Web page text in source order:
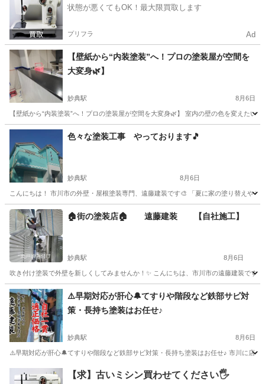
状態が悪くてもOK！最大限買取します
プリフラ Ad
【壁紙から“内装塗装”へ！プロの塗装屋が空間を
大変身🌿】
妙典駅 8月6日
【壁紙から“内装塗装”へ！プロの塗装屋が空間を大変身🌿】 室内の壁の色を変えた
千葉 市川市 妙典駅 リフォーム 壁紙
色々な塗装工事 やっております🎵
妙典駅 8月6日
こんにちは！ 市川市の外壁・屋根塗装専門、遠藤建装です🎨 「夏に家の塗り替えや
千葉 市川市 妙典駅 その他 外壁
🏠街の塗装店🏠 遠藤建装 【自社施工】
妙典駅 8月6日
吹き付け塗装で外壁を新しくしてみませんか！✨ こんにちは、市川市の遠藤建装で
千葉 市川市 妙典駅 その他 外壁
⚠️早期対応が肝心🔔てすりや階段など鉄部サビ対
策・長持ち塗装はお任せ♪
妙典駅 8月6日
⚠️早期対応が肝心🔔てすりや階段など鉄部サビ対策・長持ち塗装はお任せ♪ 市川に店
千葉 市川市 妙典駅 リフォーム 防水工事
【求】古いミシン買わせてください🖐️